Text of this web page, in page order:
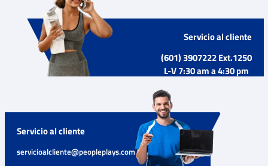
Servicio al cliente
(601) 3907222 Ext.1250
L-V 7:30 am a 4:30 pm
Servicio al cliente
servicioalcliente@peopleplays.com